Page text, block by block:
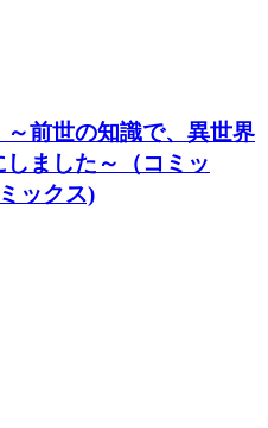
前世の知識で、異世界
ました～（コミッ
ックス)